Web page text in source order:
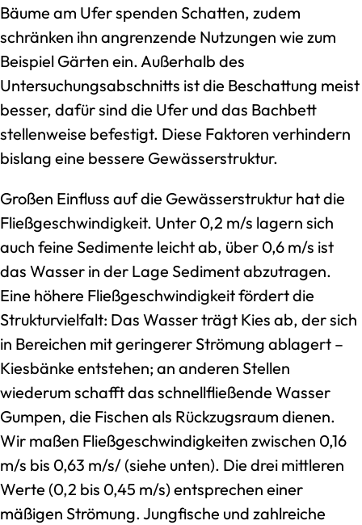
Bäume am Ufer spenden Schatten, zudem
schränken ihn angrenzende Nutzungen wie zum
Beispiel Gärten ein. Außerhalb des
Untersuchungsabschnitts ist die Beschattung meist
besser, dafür sind die Ufer und das Bachbett
stellenweise befestigt. Diese Faktoren verhindern
bislang eine bessere Gewässerstruktur.
Großen Einfluss auf die Gewässerstruktur hat die
Fließgeschwindigkeit. Unter 0,2 m/s lagern sich
auch feine Sedimente leicht ab, über 0,6 m/s ist
das Wasser in der Lage Sediment abzutragen.
Eine höhere Fließgeschwindigkeit fördert die
Strukturvielfalt: Das Wasser trägt Kies ab, der sich
in Bereichen mit geringerer Strömung ablagert –
Kiesbänke entstehen; an anderen Stellen
wiederum schafft das schnellfließende Wasser
Gumpen, die Fischen als Rückzugsraum dienen.
Wir maßen Fließgeschwindigkeiten zwischen 0,16
m/s bis 0,63 m/s/ (siehe unten). Die drei mittleren
Werte (0,2 bis 0,45 m/s) entsprechen einer
mäßigen Strömung. Jungfische und zahlreiche